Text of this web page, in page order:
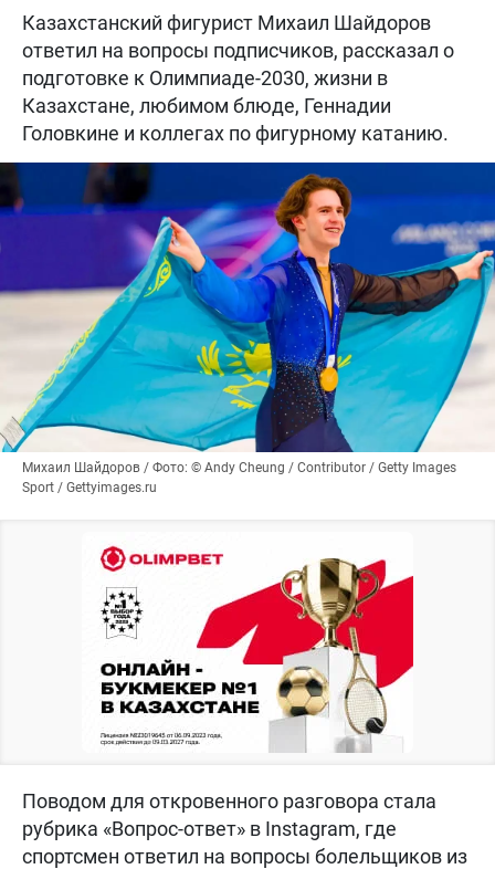
Казахстанский фигурист Михаил Шайдоров
ответил на вопросы подписчиков, рассказал о
подготовке к Олимпиаде-2030, жизни в
Казахстане, любимом блюде, Геннадии
Головкине и коллегах по фигурному катанию.
Михаил Шайдоров / Фото: © Andy Cheung / Contributor / Getty Images
Sport / Gettyimages.ru
Поводом для откровенного разговора стала
рубрика «Вопрос-ответ» в Instagram, где
спортсмен ответил на вопросы болельщиков из